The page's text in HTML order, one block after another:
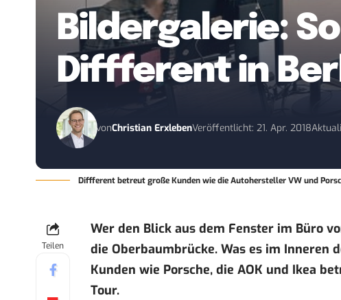
Bildergalerie:
Diffferent in
vonChristian ErxlebenVeröffentlicht: 21. Apr. 2018
Diffferent betreut große Kunden wie die Autohersteller VW und
Teilen
Wer den Blick aus dem Fenster im Büro
die Oberbaumbrücke. Was es im Inneren
Kunden wie Porsche, die AOK und Ikea
Tour.